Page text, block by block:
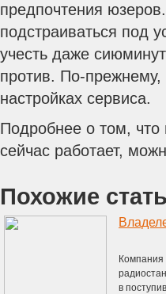
предпочтения
подстраиваться под
учесть даже
против. По-
настройках сервиса.
Подробнее о том, что
сейчас работает,
Похожие
в